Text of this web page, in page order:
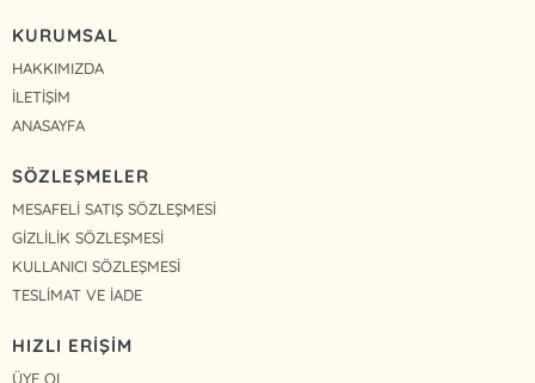
KURUMSAL
HAKKIMIZDA
İLETİŞİM
ANASAYFA
SÖZLEŞMELER
MESAFELİ SATIŞ SÖZLEŞMESİ
GİZLİLİK SÖZLEŞMESİ
KULLANICI SÖZLEŞMESİ
TESLİMAT VE İADE
HIZLI ERİŞİM
ÜYE OL